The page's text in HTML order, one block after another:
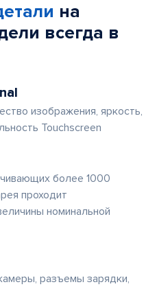
на
всегда в
изображения, яркость,
Touchscreen
более 1000
проходит
номинальной
разъемы зарядки,